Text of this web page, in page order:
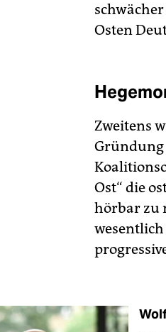
Osten
Zweitens
Gründung
Ost“ die
hörbar zu